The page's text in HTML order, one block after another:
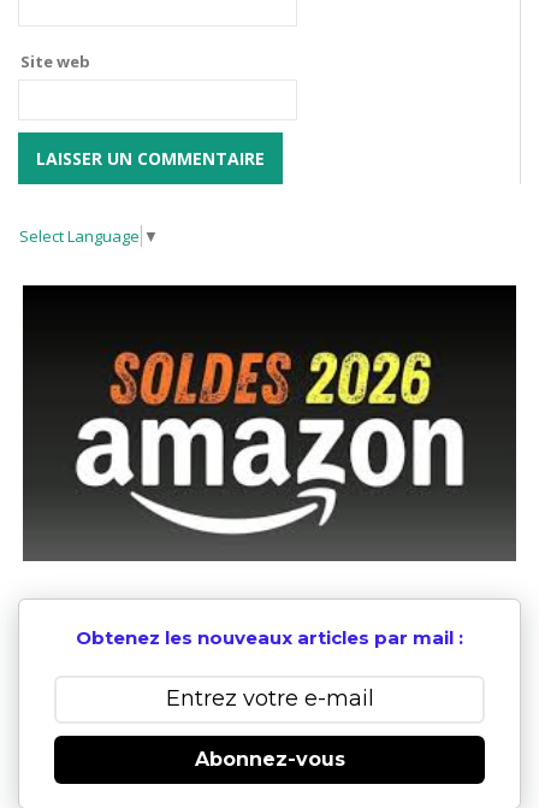
Site web
Select Language ▼
Obtenez les nouveaux articles par mail :
Abonnez-vous